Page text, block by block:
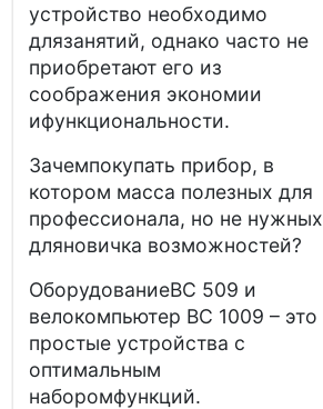
устройство необходимо
длязанятий, однако часто не
приобретают его из
соображения экономии
ифункциональности.
Зачемпокупать прибор, в
котором масса полезных для
профессионала, но не нужных
дляновичка возможностей?
ОборудованиеBC 509 и
велокомпьютер BC 1009 – это
простые устройства с
оптимальным
наборомфункций.